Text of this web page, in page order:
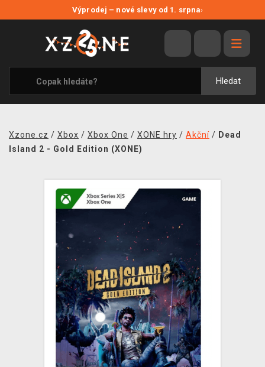
Výprodej – nové slevy od 1. srpna›
Hledat
VÝPRODEJ
VIDEOHRY
XZONE ORIGINALS
TÉMATIKY
MERCHANDISE
PRODEJNY
DOPRAVA
XZONE KLUB
TCG & BOARDGAME HUB
VÝKUP HER (BAZAR)
Xzone.cz / Xbox / Xbox One / XONE hry / Akční / Dead
Island 2 - Gold Edition (XONE)